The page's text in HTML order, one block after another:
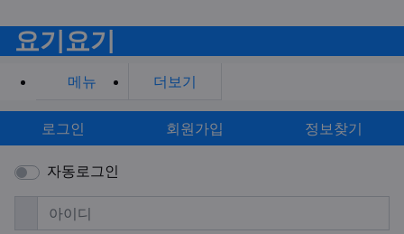
요기요기
메뉴 더보기
로그인 회원가입 정보찾기
자동로그인
아이디 필수